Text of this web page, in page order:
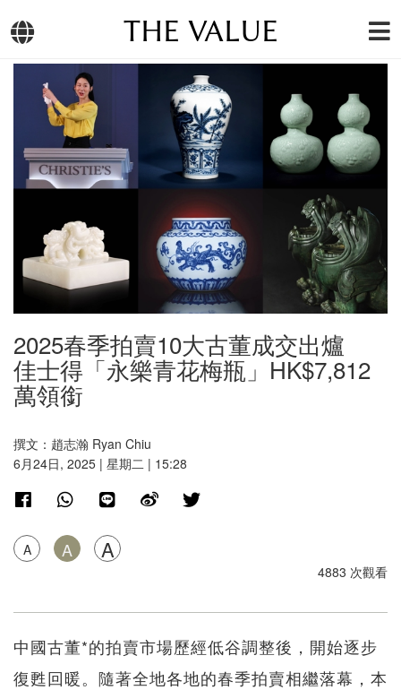
THE VALUE
2025春季拍賣10大古董成交出爐
佳士得「永樂青花梅瓶」HK$7,812
萬領銜
撰文：趙志瀚 Ryan Chiu
6月24日, 2025 | 星期二 | 15:28
A A A
4883 次觀看
中國古董*的拍賣市場歷經低谷調整後，開始逐步
復甦回暖。隨著全地各地的春季拍賣相繼落幕，本